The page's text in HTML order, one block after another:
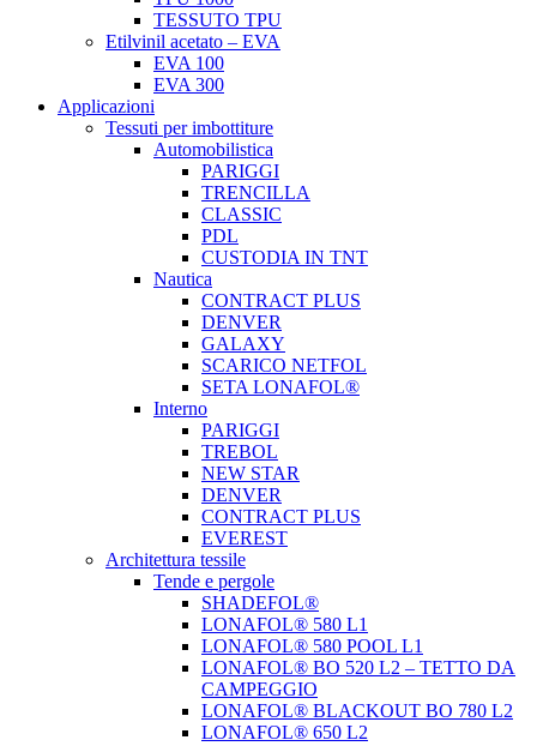
TESSUTO TPU
Etilvinil acetato – EVA
EVA 100
EVA 300
Applicazioni
Tessuti per imbottiture
Automobilistica
PARIGGI
TRENCILLA
CLASSIC
PDL
CUSTODIA IN TNT
Nautica
CONTRACT PLUS
DENVER
GALAXY
SCARICO NETFOL
SETA LONAFOL®
Interno
PARIGGI
TREBOL
NEW STAR
DENVER
CONTRACT PLUS
EVEREST
Architettura tessile
Tende e pergole
SHADEFOL®
LONAFOL® 580 L1
LONAFOL® 580 POOL L1
LONAFOL® BO 520 L2 – TETTO DA
CAMPEGGIO
LONAFOL® BLACKOUT BO 780 L2
LONAFOL® 650 L2